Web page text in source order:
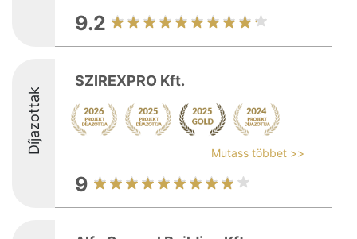
9.2
Díjazottak
SZIREXPRO Kft.
Mutass többet >>
9